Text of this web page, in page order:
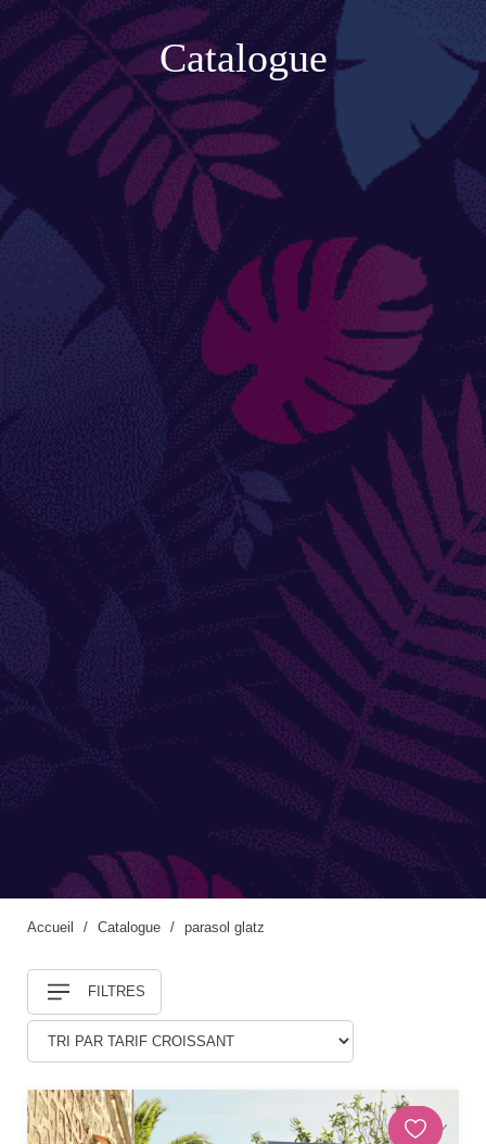
Pots / Bacs
Pots XXL
CÔTÉ EAU
Douches
DÉCORATIONS ET STATUES
Animaux
Statues personnages
PARASOLS & OMBRAGE
Parasols déportés
Voiles
Accessoires et pieds
CÔTÉ LUMIÈRE
Lampes mobiles
SERRES ET ABRIS
Cabanes / cabines
Catalogue
FILTRES
Accueil Catalogue parasol glatz